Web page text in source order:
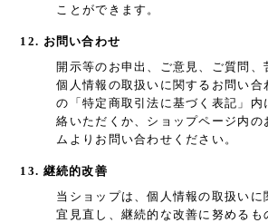
ことができます。
12. お問い合わせ
開示等のお申出、ご意見、ご質問、
個人情報の取扱いに関するお問い合
の「特定商取引法に基づく表記」内
絡いただくか、ショップページ内の
ムよりお問い合わせください。
13. 継続的改善
当ショップは、個人情報の取扱いに
宜見直し、継続的な改善に努めるも